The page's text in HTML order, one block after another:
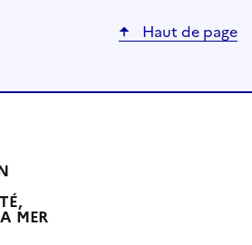
Haut de page
MER